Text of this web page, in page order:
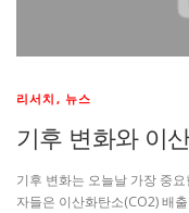
리서치, 뉴스
기후 변화와 이
기후 변화는 오늘날 가장 중
자들은 이산화탄소(CO2) 배